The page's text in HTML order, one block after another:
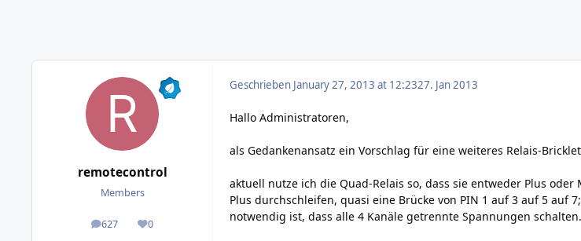
remotecontrol
Members
627
posts 0
Reputation
Geschrieben January 27, 2013 at 12:2327. Jan 2013
Hallo Administratoren,
als Gedankenansatz ein Vorschlag für eine weiteres Relais-
aktuell nutze ich die Quad-Relais so, dass sie entweder Plus
Plus durchschleifen, quasi eine Brücke von PIN 1 auf 3 auf 5 auf
notwendig ist, dass alle 4 Kanäle getrennte Spannungen schalten.